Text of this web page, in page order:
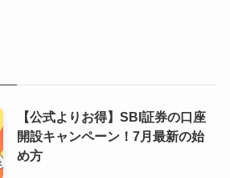
【公式よりお得】SBI証券の口座
開設キャンペーン！7月最新の始
め方